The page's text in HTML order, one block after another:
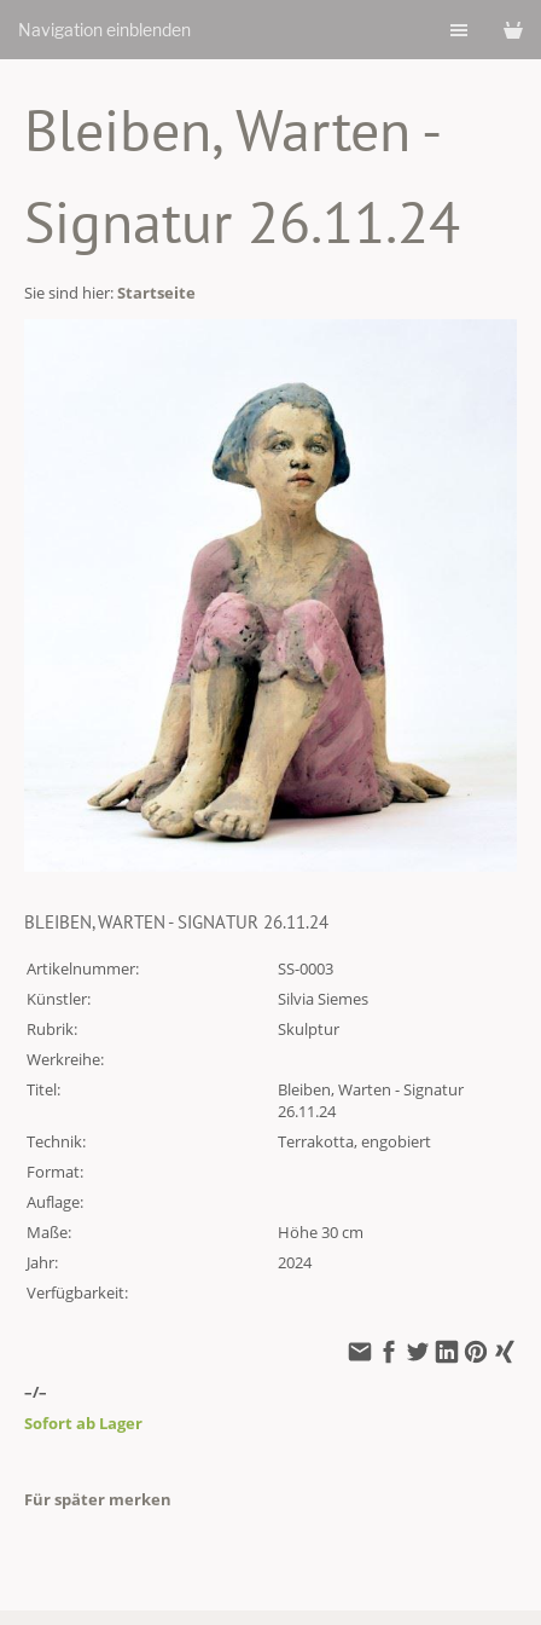
Navigation einblenden
Bleiben, Warten -
Signatur 26.11.24
Sie sind hier:Startseite
BLEIBEN, WARTEN - SIGNATUR 26.11.24
Artikelnummer:
SS-0003
Künstler:
Silvia Siemes
Rubrik:
Skulptur
Werkreihe:
Titel:
Bleiben, Warten - Signatur
26.11.24
Technik:
Terrakotta, engobiert
Format:
Auflage:
Maße:
Höhe 30 cm
Jahr:
2024
Verfügbarkeit:
–/–
Sofort ab Lager
Für später merken